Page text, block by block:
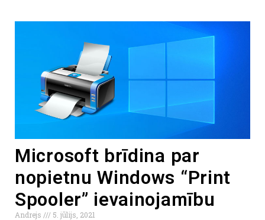
Microsoft brīdina par
nopietnu Windows “Print
Spooler” ievainojamību
Andrejs
5. jūlijs, 2021